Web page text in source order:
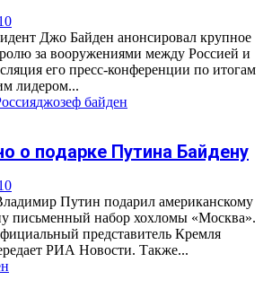
0
Джо Байден анонсировал крупное
за вооружениями между Россией и
его пресс-конференции по итогам
лидером...
джозеф байден
о подарке Путина Байдену
0
Путин подарил американскому
письменный набор хохломы «Москва».
представитель Кремля
РИА Новости. Также...